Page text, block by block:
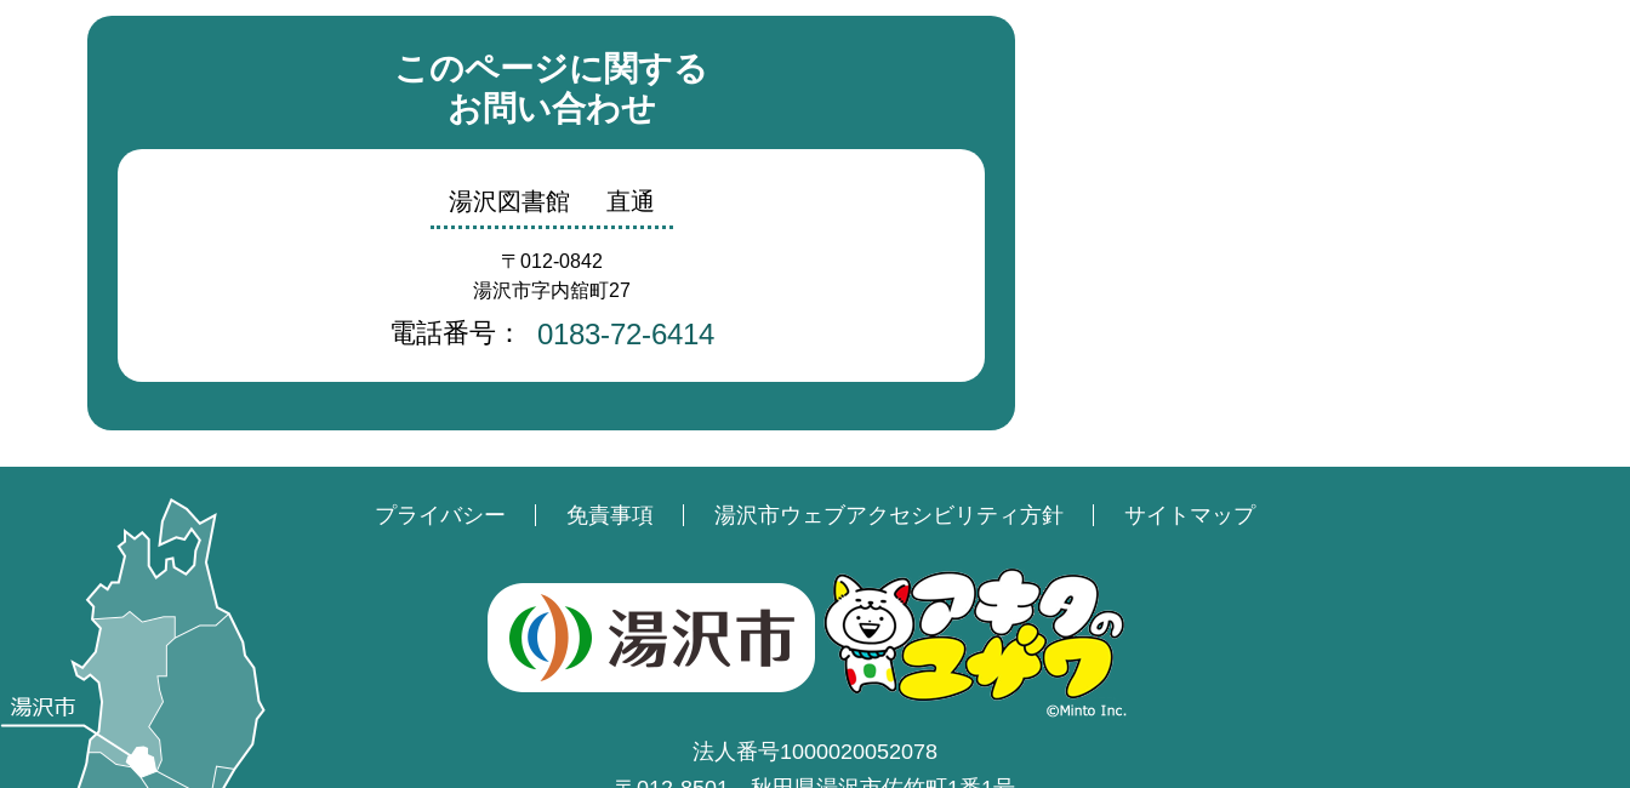
このページに関する
お問い合わせ
湯沢図書館 直通
〒012-0842
湯沢市字内舘町27
電話番号： 0183-72-6414
プライバシー 免責事項 湯沢市ウェブアクセシビリティ方針 サイトマップ
法人番号1000020052078